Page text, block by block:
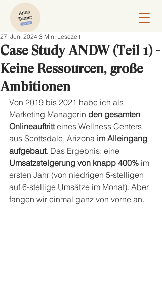
Case Study ANDW (Teil 1) -
Keine Ressourcen, große
Ambitionen
27. Juni 2024 3 Min. Lesezeit
Von 2019 bis 2021 habe ich als
Marketing Managerin den gesamten
Onlineauftritt eines Wellness Centers
aus Scottsdale, Arizona im Alleingang
aufgebaut. Das Ergebnis: eine
Umsatzsteigerung von knapp 400% im
ersten Jahr (von niedrigen 5-stelligen
auf 6-stellige Umsätze im Monat). Aber
fangen wir einmal ganz von vorne an.